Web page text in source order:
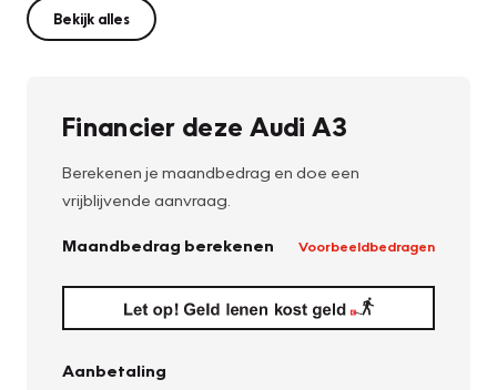
Bekijk alles
Financier deze Audi A3
Berekenen je maandbedrag en doe een
vrijblijvende aanvraag.
Maandbedrag berekenen Voorbeeldbedragen
Aanbetaling